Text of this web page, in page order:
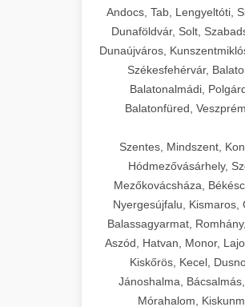
Andocs, Tab, Lengyeltóti,
Dunaföldvár, Solt,
Dunaújváros,
Székesfehérvár,
Balatonalmádi,
Balatonfüred,
Szentes, Mindszent,
Hódmezővásárhely,
Mezőkovácsháza,
Nyergesújfalu, Kismaros,
Balassagyarmat,
Aszód, Hatvan, Monor,
Kiskőrös, Kecel,
Jánoshalma,
Mórahalom,